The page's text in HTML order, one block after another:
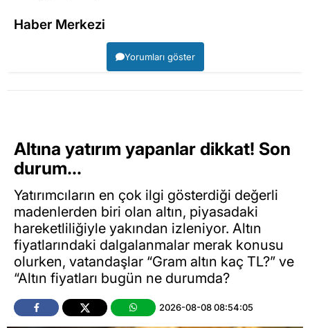
Haber Merkezi
Yorumları göster
Altına yatırım yapanlar dikkat! Son
durum...
Yatırımcıların en çok ilgi gösterdiği değerli
madenlerden biri olan altın, piyasadaki
hareketliliğiyle yakından izleniyor. Altın
fiyatlarındaki dalgalanmalar merak konusu
olurken, vatandaşlar “Gram altın kaç TL?” ve
“Altın fiyatları bugün ne durumda?
2026-08-08 08:54:05